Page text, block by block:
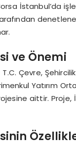
İstanbul’da
ve Önemi
Çevre,
Yatırım
aittir.